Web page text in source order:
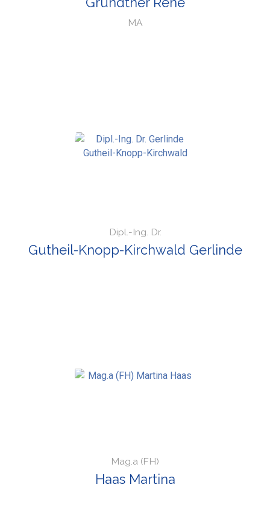
MA
Dipl.-Ing. Dr.
Gutheil-Knopp-Kirchwald Gerlinde
Mag.a (FH)
Haas Martina